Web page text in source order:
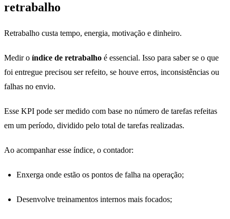
retrabalho
Retrabalho custa tempo, energia, motivação e dinheiro.
Medir o índice de retrabalho é essencial. Isso para saber se o que
foi entregue precisou ser refeito, se houve erros, inconsistências ou
falhas no envio.
Esse KPI pode ser medido com base no número de tarefas refeitas
em um período, dividido pelo total de tarefas realizadas.
Ao acompanhar esse índice, o contador:
Enxerga onde estão os pontos de falha na operação;
Desenvolve treinamentos internos mais focados;